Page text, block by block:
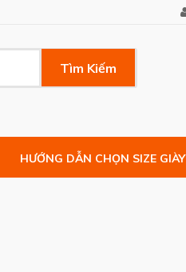
Tìm Kiếm
HƯỚNG DẪN CHỌN SIZE GIÀY